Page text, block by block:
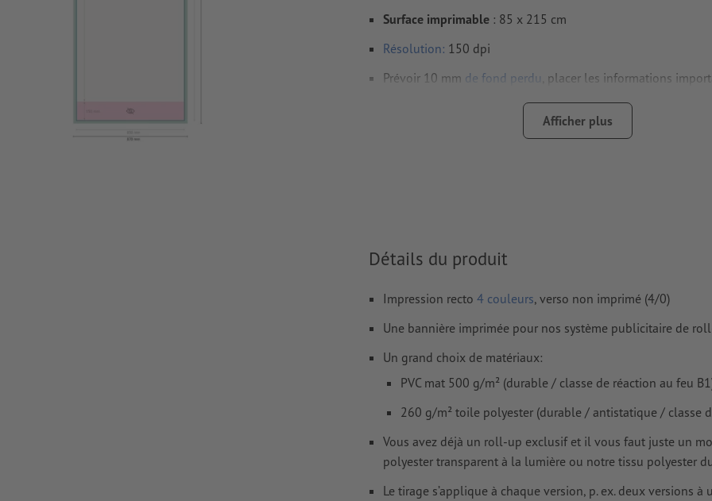
Surface imprimable : 85 x 215 cm
Résolution: 150 dpi
Prévoir 10 mm de fond perdu , placer les informations
doivent être incorporées ou les
Lescommentairessont supprimés et ne seront ainsi pas
Le contenu deschamps de formulairesera imprimé
Comment créer correctement des fichiers d'impression?
Afficher plus
Détails du produit
Impression recto 4 couleurs, verso non imprimé (4/0)
Une bannière imprimée pour nos système publicitaire de
Un grand choix de matériaux:
PVC mat 500 g/m² (durable / classe de réaction au feu
260 g/m² toile polyester (durable / antistatique / classe
Vous avez déjà un roll-up exclusif et il vous faut juste un
polyester transparent à la lumière ou notre tissu polyester
Le tirage s’applique à chaque version, p. ex. deux versions